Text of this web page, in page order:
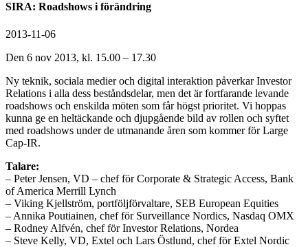
SIRA: Roadshows i förändring
2013-11-06
Den 6 nov 2013, kl. 15.00 – 17.30
Ny teknik, sociala medier och digital interaktion påverkar Investor
Relations i alla dess beståndsdelar, men det är fortfarande levande
roadshows och enskilda möten som får högst prioritet. Vi hoppas
kunna ge en heltäckande och djupgående bild av rollen och syftet
med roadshows under de utmanande åren som kommer för Large
Cap-IR.
Talare:
– Peter Jensen, VD – chef för Corporate & Strategic Access, Bank
of America Merrill Lynch
– Viking Kjellström, portföljförvaltare, SEB European Equities
– Annika Poutiainen, chef för Surveillance Nordics, Nasdaq OMX
– Rodney Alfvén, chef för Investor Relations, Nordea
– Steve Kelly, VD, Extel och Lars Östlund, chef för Extel Nordic